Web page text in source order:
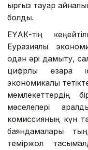
қырғыз тауар
болды.
ЕҮАК-тің
Еуразиялық
одан әрі дамыту,
цифрлық өзара
экономикалық
мемлекеттердің
мәселелері
комиссияның күн
баяндамалары
теміржол